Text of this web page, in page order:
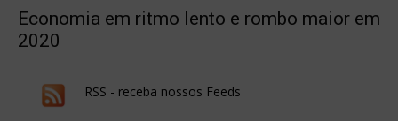
Economia em ritmo lento e rombo maior em
2020
RSS - receba nossos Feeds